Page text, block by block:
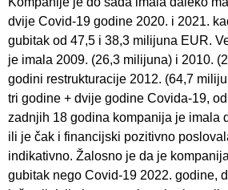
dvije Covid-19 godine 2020. i 2021.
gubitak od 47,5 i 38,3 milijuna EUR.
je imala 2009. (26,3 milijuna) i 2010.
godini restrukturacije 2012. (64,7
tri godine + dvije godine Covida-19,
zadnjih 18 godina kompanija je imala
ili je čak i financijski pozitivno
indikativno. Žalosno je da je
gubitak nego Covid-19 2022. godine,